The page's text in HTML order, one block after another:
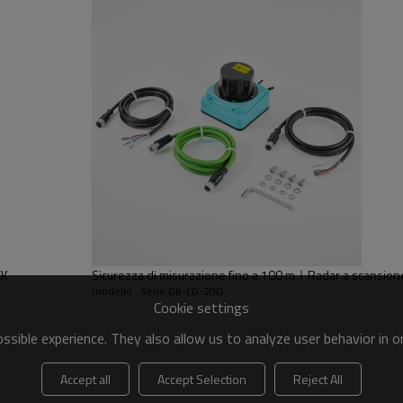
Sicurezza di misurazione fino a 100 m｜Radar a
modello : Serie DK-LD-20D
Cookie settings
experience. They also allow us to analyze user behavior
Accept all Accept Selection Reject All